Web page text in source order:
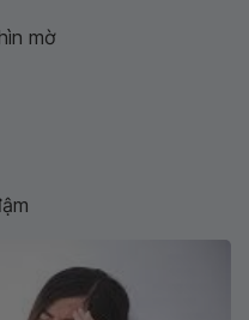
mờ